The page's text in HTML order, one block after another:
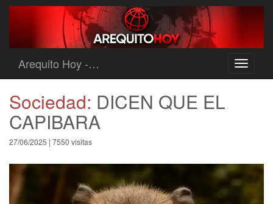
Toggle
Arequito Hoy -…
Sociedad: DICEN QUE EL
CAPIBARA
27/06/2025 | 7550 visitas